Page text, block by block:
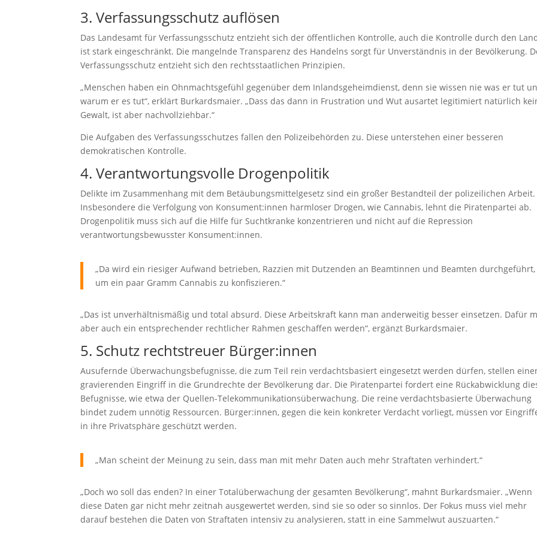
3. Verfassungsschutz auflösen
Das Landesamt für Verfassungsschutz entzieht sich der öffentlichen Kontrolle, auch die Kontrolle durch den
ist stark eingeschränkt. Die mangelnde Transparenz des Handelns sorgt für Unverständnis in der Bevölkerung.
Verfassungsschutz entzieht sich den rechtsstaatlichen Prinzipien.
„Menschen haben ein Ohnmachtsgefühl gegenüber dem Inlandsgeheimdienst, denn sie wissen nie was er tut
warum er es tut“, erklärt Burkardsmaier. „Dass das dann in Frustration und Wut ausartet legitimiert natürlich
Gewalt, ist aber nachvollziehbar.“
Die Aufgaben des Verfassungsschutzes fallen den Polizeibehörden zu. Diese unterstehen einer besseren
demokratischen Kontrolle.
4. Verantwortungsvolle Drogenpolitik
Delikte im Zusammenhang mit dem Betäubungsmittelgesetz sind ein großer Bestandteil der polizeilichen Arbeit.
Insbesondere die Verfolgung von Konsument:innen harmloser Drogen, wie Cannabis, lehnt die Piratenpartei ab.
Drogenpolitik muss sich auf die Hilfe für Suchtkranke konzentrieren und nicht auf die Repression
verantwortungsbewusster Konsument:innen.
„Da wird ein riesiger Aufwand betrieben, Razzien mit Dutzenden an Beamtinnen und Beamten
um ein paar Gramm Cannabis zu konfiszieren.“
„Das ist unverhältnismäßig und total absurd. Diese Arbeitskraft kann man anderweitig besser einsetzen. Dafür
aber auch ein entsprechender rechtlicher Rahmen geschaffen werden“, ergänzt Burkardsmaier.
5. Schutz rechtstreuer Bürger:innen
Ausufernde Überwachungsbefugnisse, die zum Teil rein verdachtsbasiert eingesetzt werden dürfen, stellen
gravierenden Eingriff in die Grundrechte der Bevölkerung dar. Die Piratenpartei fordert eine Rückabwicklung
Befugnisse, wie etwa der Quellen-Telekommunikationsüberwachung. Die reine verdachtsbasierte Überwachung
bindet zudem unnötig Ressourcen. Bürger:innen, gegen die kein konkreter Verdacht vorliegt, müssen vor
in ihre Privatsphäre geschützt werden.
„Man scheint der Meinung zu sein, dass man mit mehr Daten auch mehr Straftaten verhindert.“
„Doch wo soll das enden? In einer Totalüberwachung der gesamten Bevölkerung“, mahnt Burkardsmaier. „Wenn
diese Daten gar nicht mehr zeitnah ausgewertet werden, sind sie so oder so sinnlos. Der Fokus muss viel mehr
darauf bestehen die Daten von Straftaten intensiv zu analysieren, statt in eine Sammelwut auszuarten.“